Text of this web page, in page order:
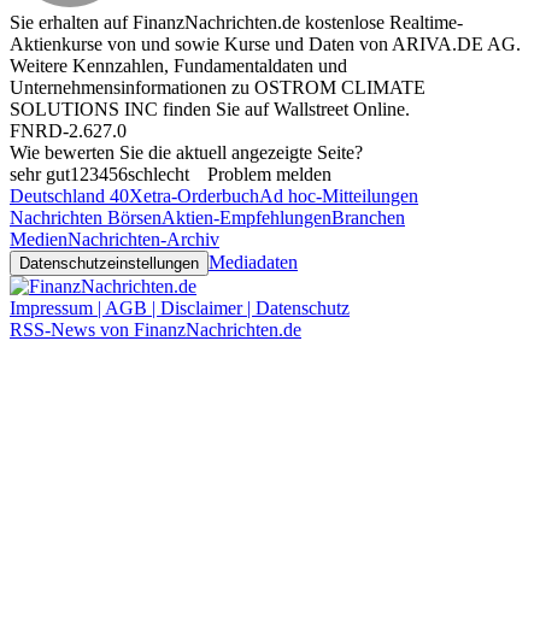
Sie erhalten auf FinanzNachrichten.de kostenlose Realtime-
Aktienkurse von und sowie Kurse und Daten von ARIVA.DE AG.
Weitere Kennzahlen, Fundamentaldaten und
Unternehmensinformationen zu OSTROM CLIMATE
SOLUTIONS INC finden Sie aufWallstreet Online.
FNRD-2.627.0
Wie bewerten Sie die aktuell angezeigte Seite?
sehr gut1 23456schlecht
Problem melden
Deutschland 40Xetra-OrderbuchAd hoc-Mitteilungen
Nachrichten BörsenAktien-EmpfehlungenBranchen
MedienNachrichten-Archiv
Datenschutzeinstellungen Mediadaten
Impressum | AGB | Disclaimer | Datenschutz
RSS-News von FinanzNachrichten.de